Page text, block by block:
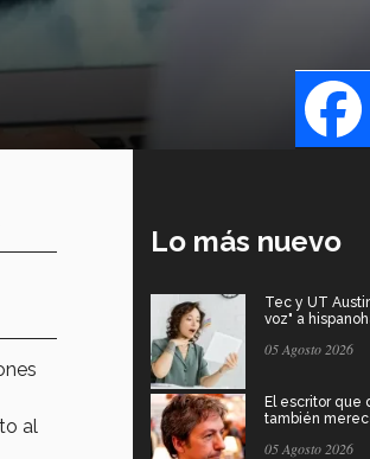
al
Lo más nuevo
Tec y UT
voz" a
05 Agosto 2026
El escritor que
también
05 Agosto 2026